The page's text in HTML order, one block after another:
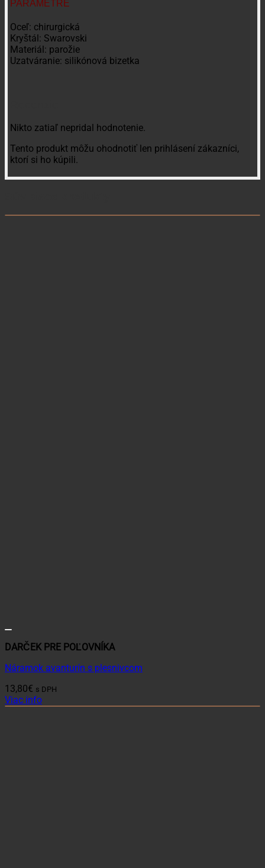
PARAMETRE
Oceľ: chirurgická
Kryštál: Swarovski
Materiál: parožie
Uzatváranie: silikónová bizetka
Nikto zatiaľ nepridal hodnotenie.
Tento produkt môžu ohodnotiť len prihlásení zákazníci,
ktorí si ho kúpili.
DARČEK PRE POĽOVNÍKA
Náramok avanturín s plesnivcom
13,80€ s DPH
Viac info